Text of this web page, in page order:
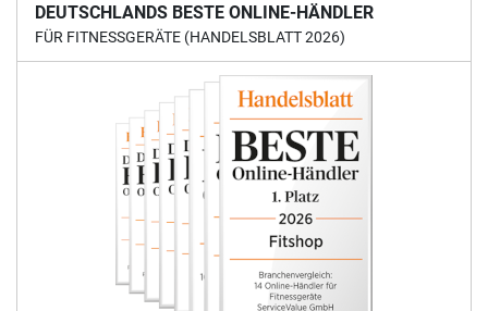
DEUTSCHLANDS BESTE ONLINE-HÄNDLER
FÜR FITNESSGERÄTE (HANDELSBLATT 2026)